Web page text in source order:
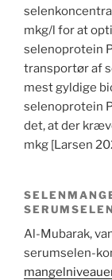
mkg/l for at
selenoprotein
transportør af
mest gyldige
selenoprotein
det, at der
mkg [Larsen
Al-Mubarak,
serumselen-